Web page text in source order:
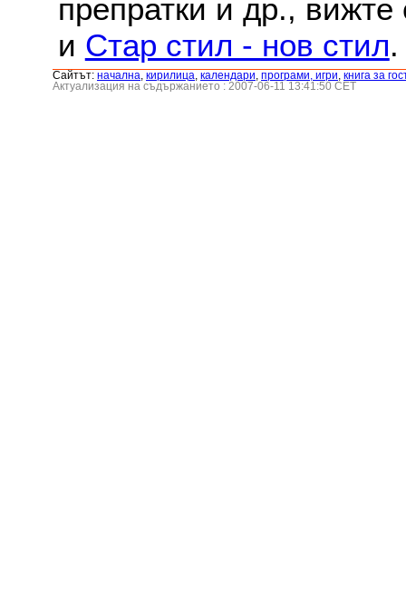
препратки и др.,
и Стар стил - нов стил.
Сайтът: началнa кирилица календари програми, игри книга за
Актуализация на съдържанието : 2007-06-11 13:41:50 CET